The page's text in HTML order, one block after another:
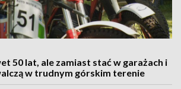
50 lat, ale zamiast stać w garażach i
w trudnym górskim terenie